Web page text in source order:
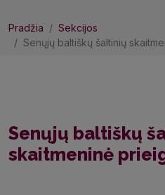
Pradžia
Sekcijos
Senųjų baltiškų šaltinių
Senųjų baltiškų
skaitmeninė